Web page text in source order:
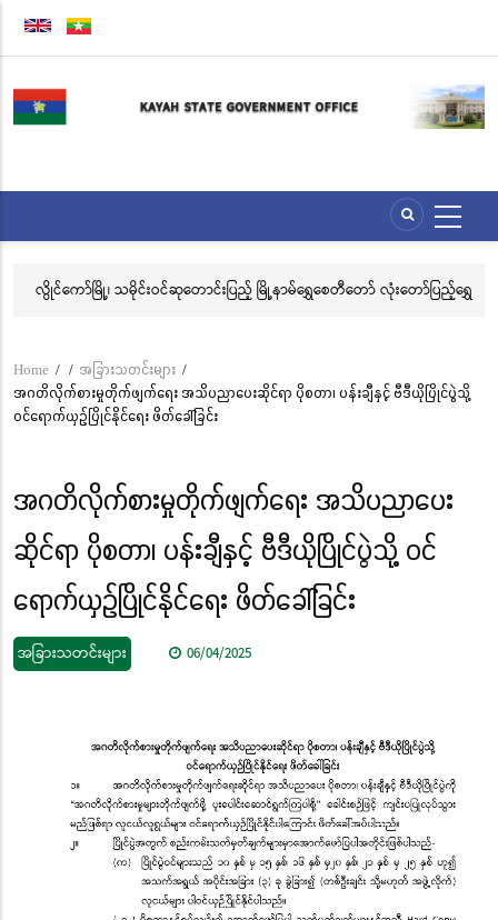
Skip
content
လွိုင်ကော်မြို့၊ သမိုင်းဝင်ဆုတောင်းပြည့် မြို့နာမ်ရွှေစေတီတော် လုံးတော်ပြည့်ရွှေ
ဘုံကထိန် အလှူတော်မင်္ဂလာအခမ်းအနား ကျင်းပ
Breadcrumb
Home / / အခြားသတင်းများ /
အဂတိလိုက်စားမှုတိုက်ဖျက်ရေး အသိပညာပေးဆိုင်ရာ ပိုစတာ၊ ပန်းချီနှင့် ဗီဒီယိုပြိုင်ပွဲသို့
ဝင်ရောက်ယှဉ်ပြိုင်နိုင်ရေး ဖိတ်ခေါ်ခြင်း
အဂတိလိုက်စားမှုတိုက်ဖျက်ရေး အသိပညာပေး
ဆိုင်ရာ ပိုစတာ၊ ပန်းချီနှင့် ဗီဒီယိုပြိုင်ပွဲသို့ ဝင်
ရောက်ယှဉ်ပြိုင်နိုင်ရေး ဖိတ်ခေါ်ခြင်း
အခြားသတင်းများ 06/04/2025